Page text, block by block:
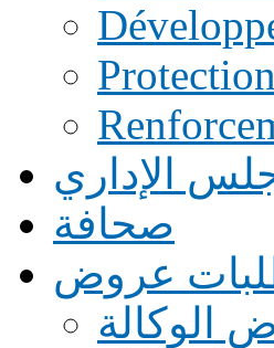
الإداري
صحافة
عروض
الوكالة